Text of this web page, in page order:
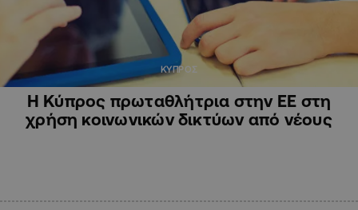
ΚΥΠΡΟΣ
Η Κύπρος πρωταθλήτρια στην ΕΕ στη
χρήση κοινωνικών δικτύων από νέους